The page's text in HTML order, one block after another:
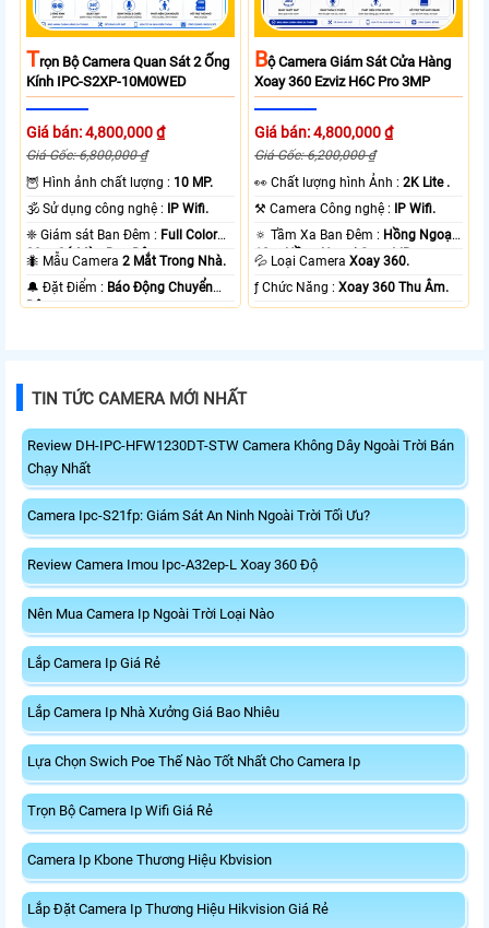
TRọn Bộ Camera Quan Sát 2 Ống
Kính IPC-S2XP-10M0WED
Giá bán: 4,800,000 ₫
Giá Gốc: 6,800,000 ₫
🦉 Hình ảnh chất lượng : 10 MP.
🕉️ Sử dụng công nghệ : IP Wifi.
❈ Giám sát Ban Đêm : Full Color
20m Có Màu Ban Ðêm.
🐜 Mẫu Camera2 Mắt Trong Nhà.
️🔔 Đặt Điểm : Báo Động Chuyển
Động.
BỘ Camera Giám Sát Cửa Hàng
Xoay 360 Ezviz H6C Pro 3MP
Giá bán: 4,800,000 ₫
Giá Gốc: 6,200,000 ₫
️👀 Chất lượng hình Ảnh :2K Lite .
⚒ Camera Công nghệ : IP Wifi.
🔅 Tầm Xa Ban Đêm : Hồng Ngoại
10m Hồng Ngoại Smart IR.
💦 Loại CameraXoay 360.
️ƒ Chức Năng :Xoay 360 Thu Âm.
TIN TỨC CAMERA MỚI NHẤT
Review DH-IPC-HFW1230DT-STW Camera Không Dây Ngoài Trời Bán
Chạy Nhất
Camera Ipc-S21fp: Giám Sát An Ninh Ngoài Trời Tối Ưu?
Review Camera Imou Ipc-A32ep-L Xoay 360 Độ
Nên Mua Camera Ip Ngoài Trời Loại Nào
Lắp Camera Ip Giá Rẻ
Lắp Camera Ip Nhà Xưởng Giá Bao Nhiêu
Lựa Chọn Swich Poe Thế Nào Tốt Nhất Cho Camera Ip
Trọn Bộ Camera Ip Wifi Giá Rẻ
Camera Ip Kbone Thương Hiệu Kbvision
Lắp Đặt Camera Ip Thương Hiệu Hikvision Giá Rẻ